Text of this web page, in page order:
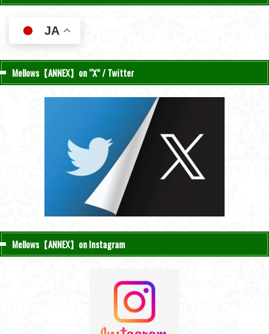
JA
Mellows【ANNEX】on “X” / Twitter
Mellows【ANNEX】on Instagram